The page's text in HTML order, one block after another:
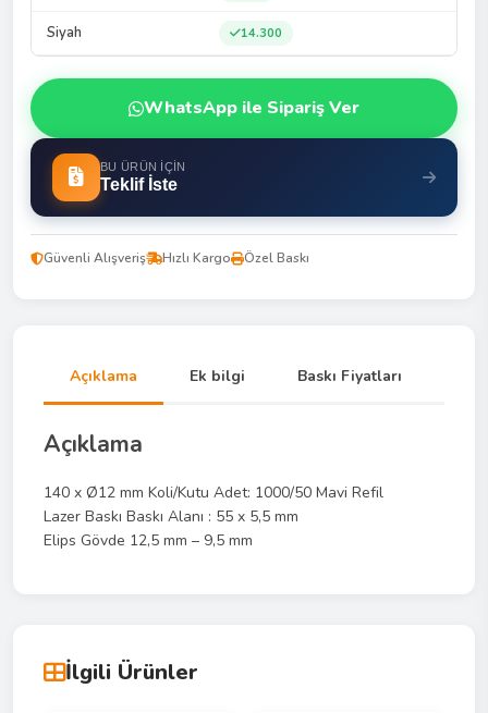
Siyah 14.300
WhatsApp ile Sipariş Ver
BU ÜRÜN İÇIN
Teklif İste
Güvenli Alışveriş Hızlı Kargo Özel Baskı
Açıklama Ek bilgi Baskı Fiyatları
Açıklama
140 x Ø12 mm Koli/Kutu Adet: 1000/50 Mavi Refil
Lazer Baskı Baskı Alanı : 55 x 5,5 mm
Elips Gövde 12,5 mm – 9,5 mm
İlgili Ürünler